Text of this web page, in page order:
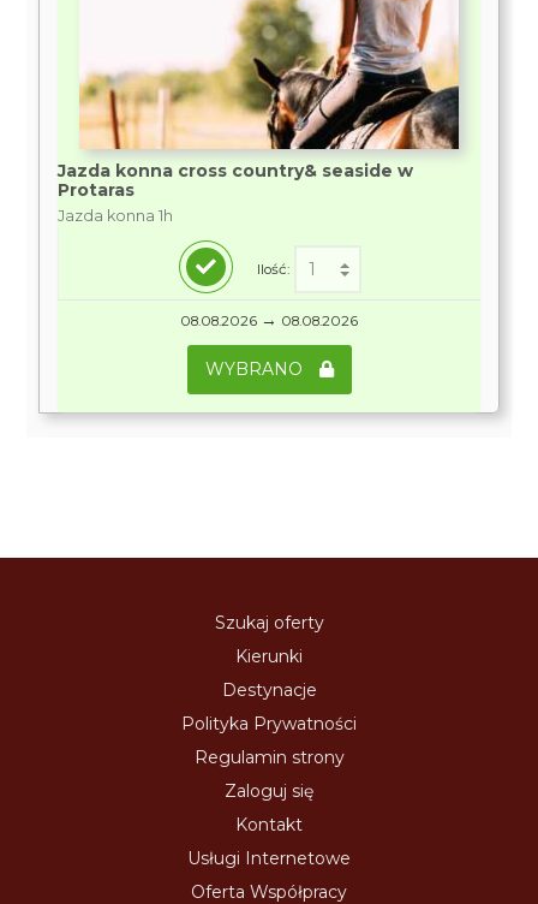
Jazda konna cross country& seaside w
Protaras
Jazda konna 1h
Ilość:
08.08.2026 → 08.08.2026
WYBRANO
Szukaj oferty
Kierunki
Destynacje
Polityka Prywatności
Regulamin strony
Zaloguj się
Kontakt
Usługi Internetowe
Oferta Współpracy